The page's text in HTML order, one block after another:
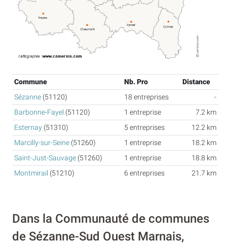
Commune Nb. Pro
Distance
Sézanne (51120) 18 entreprises
-
Barbonne-Fayel (51120) 1 entreprise
7.2 km
Esternay (51310) 5 entreprises
12.2 km
Marcilly-sur-Seine (51260) 1 entreprise
18.2 km
Saint-Just-Sauvage (51260) 1 entreprise
18.8 km
Montmirail (51210) 6 entreprises 21.7 km
Dans la Communauté de communes
de Sézanne-Sud Ouest Marnais,